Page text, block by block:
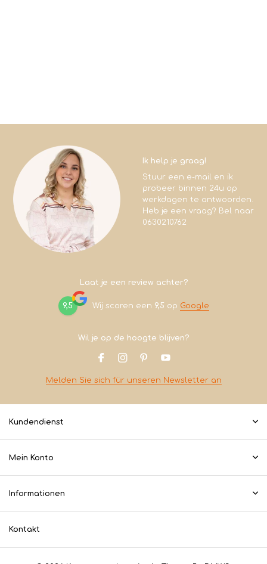
Ik help je graag!
Stuur een e-mail en ik
probeer binnen 24u op
werkdagen te antwoorden.
Heb je een vraag? Bel naar
0630210762
Laat je een review achter?
9,5 Wij scoren een 9,5 op Google
Wil je op de hoogte blijven?
Melden Sie sich für unseren Newsletter an
Kundendienst
Mein Konto
Informationen
Kontakt